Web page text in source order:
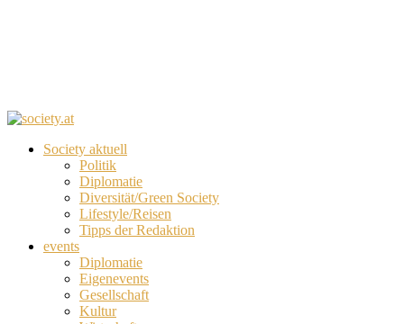
Society aktuell
Politik
Diplomatie
Diversität/Green Society
Lifestyle/Reisen
Tipps der Redaktion
events
Diplomatie
Eigenevents
Gesellschaft
Kultur